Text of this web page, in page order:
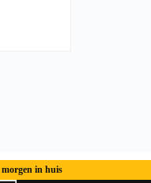
morgen in huis